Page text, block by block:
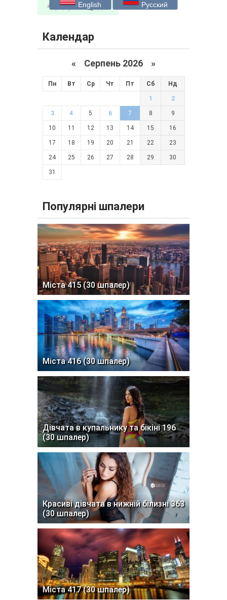
English Русский
Календар
« Серпень 2026 »
Пн Вт Ср Чт Пт Сб Нд
1 2
3 4 5 6 7 8 9
10 11 12 13 14 15 16
17 18 19 20 21 22 23
24 25 26 27 28 29 30
31
Популярні шпалери
Міста 415 (30 шпалер)
Міста 416 (30 шпалер)
Дівчата в купальнику та бікіні 196
(30 шпалер)
Красиві дівчата в нижній білизні 363
(30 шпалер)
Міста 417 (30 шпалер)